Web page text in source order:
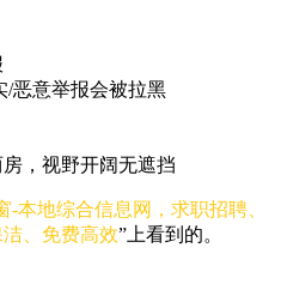
/恶意举报会被拉黑
，视野开阔无遮挡
-本地综合信息网，求职招聘、
、免费高效”上看到的。